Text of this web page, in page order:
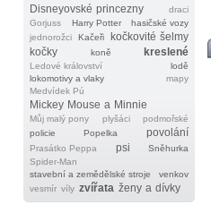
Disneyovské princezny
draci
Gorjuss
Harry Potter
hasičské vozy
jednorožci
Kačeři
kočkovité šelmy
kočky
koně kreslené
Ledové království
lodě
lokomotivy a vlaky
mapy
Medvídek Pú
Mickey Mouse a Minnie
Můj malý pony plyšáci
podmořské
policie
Popelka povolání
Prasátko Peppa psi
Sněhurka
Spider‐Man
stavební a zemědělské stroje
venkov
vesmír víly zvířata ženy a dívky